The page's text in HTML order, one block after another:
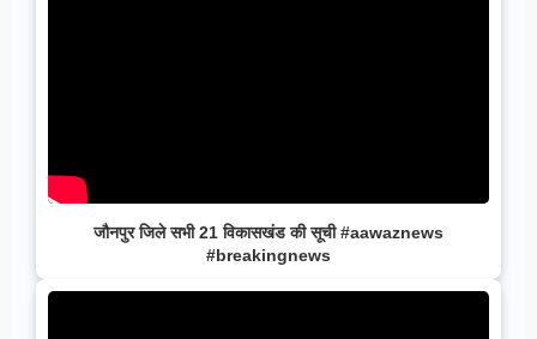
जौनपुर जिले सभी 21 विकासखंड की सूची #aawaznews
#breakingnews